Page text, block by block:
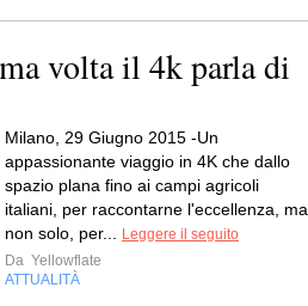
volta il 4k parla di
Milano, 29 Giugno 2015 -Un
appassionante viaggio in 4K che dallo
spazio plana fino ai campi agricoli
italiani, per raccontarne l'eccellenza, ma
non solo, per...
Leggere il seguito
Da Yellowflate
ATTUALITÀ